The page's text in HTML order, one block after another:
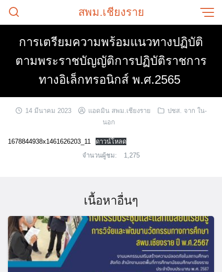
Skip
สพม.เชียงราย
การเตรียมความพร้อมแนวทางปฏิบัติ
ตามพระราชบัญญัติการปฏิบัติราชการ
ทางอิเล็กทรอนิกส์ พ.ศ.2565
14 มีนาคม 2023 แอดมิน สพม.เชียงราย
ปชส. จาก ใน-
นอก
1678844938x1461626203_11
ดาวน์โหลด
จำนวนผู้ชม:
1,275
เนื้อหาอื่นๆ